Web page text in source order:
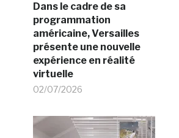
Dans le cadre de sa
programmation
américaine, Versailles
présente une nouvelle
expérience en réalité
virtuelle
02/07/2026